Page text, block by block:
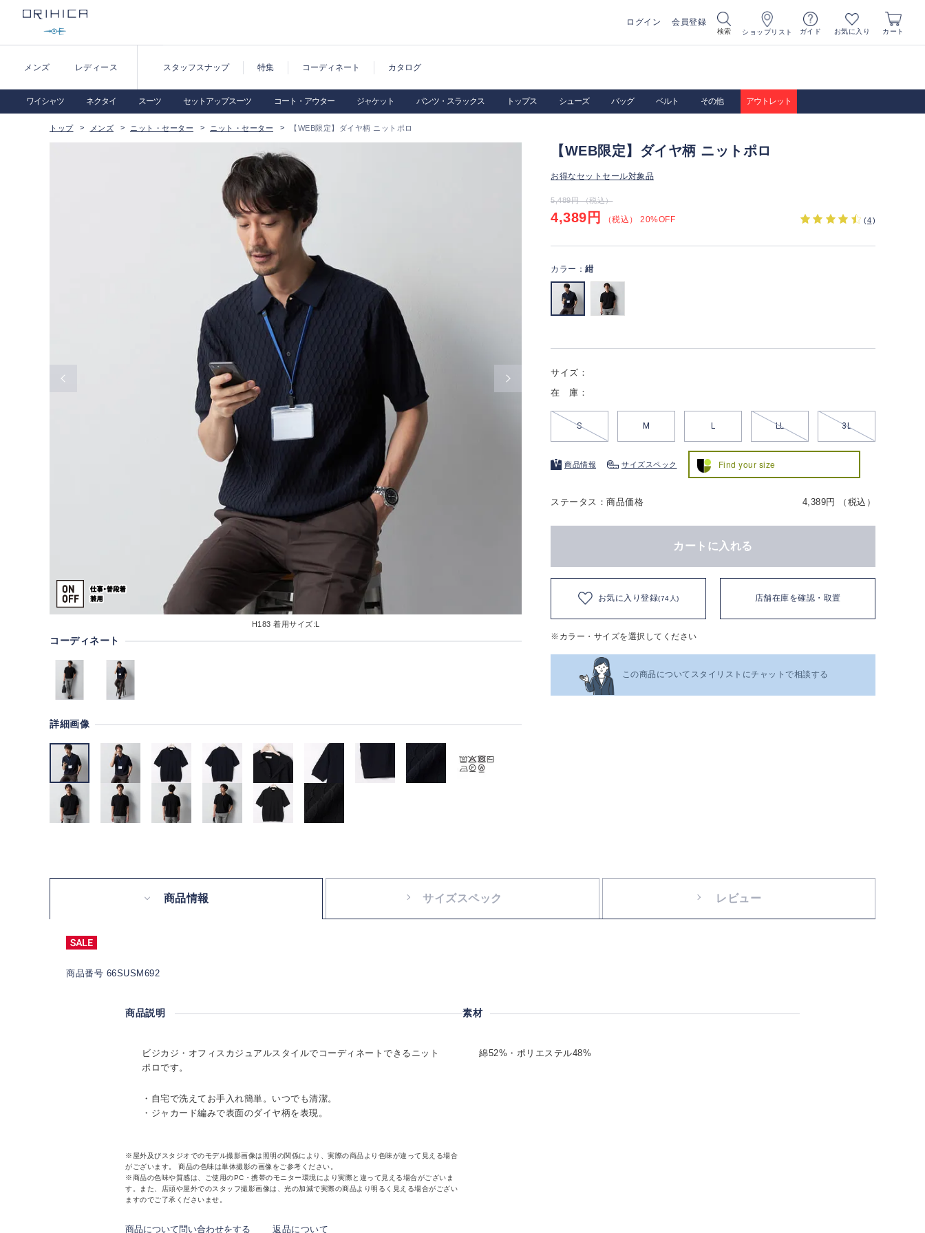
ログイン 会員登録
検索 ショップリスト ガイド お気に入り カート
メンズ レディース スタッフスナップ 特集 コーディネート カタログ
ワイシャツ ネクタイ スーツ セットアップスーツ コート・アウター ジャケット パンツ・スラックス トップス シューズ バッグ ベルト その他 アウトレット
トップ メンズ ニット・セーター ニット・セーター 【WEB限定】ダイヤ柄 ニットポロ
H183 着用サイズ:L
コーディネート
詳細画像
【WEB限定】ダイヤ柄 ニットポロ
お得なセットセール対象品
5,489円 （税込）
4,389円 （税込） 20%OFF (4)
カラー： 紺
サイズ：
在 庫：
S M L LL 3L
商品情報 サイズスペック Find your size
ステータス：商品価格 4,389円 （税込）
カートに入れる
お気に入り登録(74人) 店舗在庫を確認・取置
※カラー・サイズを選択してください
この商品についてスタイリストにチャットで相談する
商品情報 サイズスペック レビュー
商品番号 66SUSM692
商品説明
ビジカジ・オフィスカジュアルスタイルでコーディネートできるニット
ポロです。
・自宅で洗えてお手入れ簡単。いつでも清潔。
・ジャカード編みで表面のダイヤ柄を表現。
※屋外及びスタジオでのモデル撮影画像は照明の関係により、実際の商品より色味が違って見える場合
がございます。 商品の色味は単体撮影の画像をご参考ください。
※商品の色味や質感は、ご使用のPC・携帯のモニター環境により実際と違って見える場合がございま
す。また、店頭や屋外でのスタッフ撮影画像は、光の加減で実際の商品より明るく見える場合がござい
ますのでご了承くださいませ。
商品について問い合わせをする 返品について
素材
綿52%・ポリエステル48%